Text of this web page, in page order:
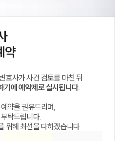
약
호사가 사건 검토를 마친 뒤
기에 예약제로 실시됩니다.
약을 권유드리며,
탁드립니다.
위해 최선을 다하겠습니다.